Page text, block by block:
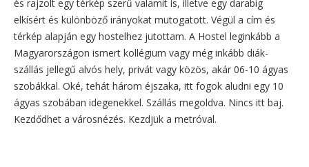
és rajzolt egy térkép szerű valamit is, illetve egy darabig
elkísért és különböző irányokat mutogatott. Végül a cím és
térkép alapján egy hostelhez jutottam. A Hostel leginkább a
Magyarországon ismert kollégium vagy még inkább diák-
szállás jellegű alvós hely, privát vagy közös, akár 06-10 ágyas
szobákkal. Oké, tehát három éjszaka, itt fogok aludni egy 10
ágyas szobában idegenekkel. Szállás megoldva. Nincs itt baj.
Kezdődhet a városnézés. Kezdjük a metróval.